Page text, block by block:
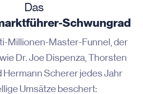
Das
Schwungrad
Millionen-Master-Funnel, der
Dr. Joe Dispenza, Thorsten
Hermann Scherer jedes Jahr
Umsätze beschert: